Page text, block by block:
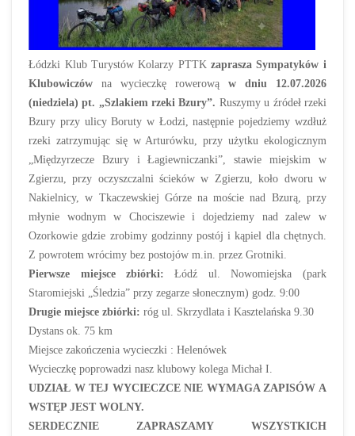
Łódzki Klub Turystów Kolarzy PTTKzaprasza Sympatyków i
Klubowiczów na wycieczkę rowerową w dniu 12.07.2026
(niedziela) pt. „Szlakiem rzeki Bzury”. Ruszymy u źródeł rzeki
Bzury przy ulicy Boruty w Łodzi, następnie pojedziemy wzdłuż
rzeki zatrzymując się w Arturówku, przy użytku ekologicznym
„Międzyrzecze Bzury i Łagiewniczanki”, stawie miejskim w
Zgierzu, przy oczyszczalni ścieków w Zgierzu, koło dworu w
Nakielnicy, w Tkaczewskiej Górze na moście nad Bzurą, przy
młynie wodnym w Chociszewie i dojedziemy nad zalew w
Ozorkowie gdzie zrobimy godzinny postój i kąpiel dla chętnych.
Z powrotem wrócimy bez postojów m.in. przez Grotniki.
Pierwsze miejsce zbiórki: Łódź ul. Nowomiejska (park
Staromiejski „Śledzia” przy zegarze słonecznym) godz. 9:00
Drugie miejsce zbiórki: róg ul. Skrzydlata i Kasztelańska 9.30
Dystans ok. 75 km
Miejsce zakończenia wycieczki : Helenówek
Wycieczkę poprowadzi nasz klubowy kolega Michał I.
UDZIAŁ W TEJ WYCIECZCE NIE WYMAGA ZAPISÓW A
WSTĘP JEST WOLNY.
SERDECZNIE ZAPRASZAMY WSZYSTKICH